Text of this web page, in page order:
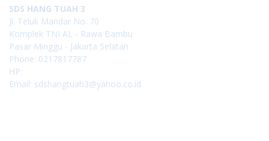
SDS HANG TUAH 3
Jl. Teluk Mandar No. 70
Komplek TNI AL - Rawa Bambu
Pasar Minggu - Jakarta Selatan
Phone: 0217817787
HP:
Email: sdshangtuah3@yahoo.co.id